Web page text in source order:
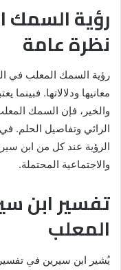
رؤية السمك
نظرة عامة
رؤية السمك المعلب في
معانيها ودلالاتها.
والخير، فإن السمك
الرائي وتفاصيل الحلم.
الرؤية عند كل من ابن
والاجتماعية المحتملة.
تفسير ابن
المعلب
يُشير ابن سيرين في